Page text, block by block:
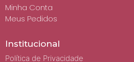
Minha Conta
Meus Pedidos
Institucional
Política de Privacidade